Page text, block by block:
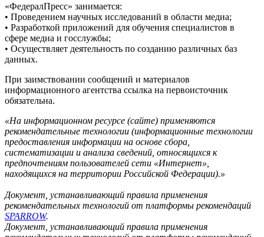
«ФедералПресс» занимается:
• Проведением научных исследований в области медиа;
• Разработкой приложений для обучения специалистов в
сфере медиа и госслужбы;
• Осуществляет деятельность по созданию различных баз
данных.
При заимствовании сообщений и материалов
информационного агентства ссылка на первоисточник
обязательна.
«На информационном ресурсе (сайте) применяются
рекомендательные технологии (информационные технологии
предоставления информации на основе сбора,
систематизации и анализа сведений, относящихся к
предпочтениям пользователей сети «Интернет»,
находящихся на территории Российской Федерации).»
Документ, устанавливающий правила применения
рекомендательных технологий от платформы рекомендаций
SPARROW.
Документ, устанавливающий правила применения